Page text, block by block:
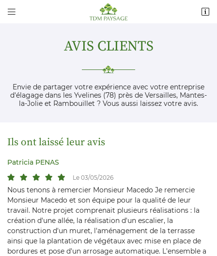
 
15 rue du Chemin de fer
 Adresse email de réception
 Recopier le code ci-contre
AVIS CLIENTS
Envie de partager votre expérience avec votre entreprise
d'élagage dans les Yvelines (78) près de Versailles, Mantes-
la-Jolie et Rambouillet ? Vous aussi laissez votre avis.
Ils ont laissé leur avis
Patricia PENAS
Le 03/05/2026
Nous tenons à remercier Monsieur Macedo Je remercie
Monsieur Macedo et son équipe pour la qualité de leur
travail. Notre projet comprenait plusieurs réalisations : la
création d'une allée, la réalisation d'un escalier, la
construction d'un muret, l'aménagement de la terrasse
ainsi que la plantation de végétaux avec mise en place de
bordures et pose d'un arrosage automatique. L'ensemble a